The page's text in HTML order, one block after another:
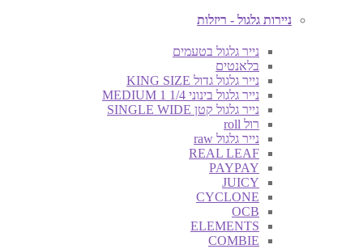
ניירות גלגול - ריזלות
נייר גלגול בטעמים
בלאנטים
נייר גלגול גדול KING SIZE
נייר גלגול בינוני MEDIUM 1 1/4
נייר גלגול קטן SINGLE WIDE
רול roll
נייר גלגול raw
REAL LEAF
PAYPAY
JUICY
CYCLONE
OCB
ELEMENTS
COMBIE